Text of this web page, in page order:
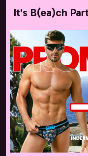
It's B(ea)ch